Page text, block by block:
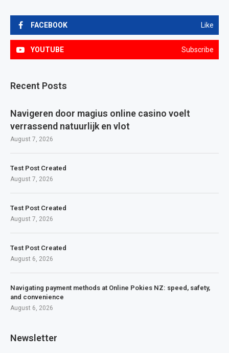
FACEBOOK Like
YOUTUBE Subscribe
Recent Posts
Navigeren door magius online casino voelt
verrassend natuurlijk en vlot
August 7, 2026
Test Post Created
August 7, 2026
Test Post Created
August 7, 2026
Test Post Created
August 6, 2026
Navigating payment methods at Online Pokies NZ: speed, safety,
and convenience
August 6, 2026
Newsletter